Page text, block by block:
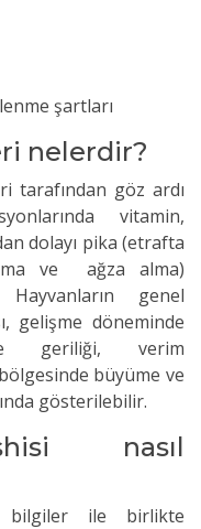
şartları
nelerdir?
tarafından göz ardı
vitamin,
dolayı pika (etrafta
ve ağza alma)
genel
gelişme döneminde
geriliği, verim
büyüme ve
gösterilebilir.
nasıl
bilgiler ile birlikte